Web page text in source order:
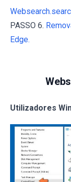
PASSO 6.
Edge.
Utilizadores